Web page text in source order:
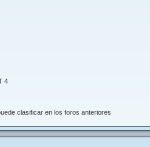
4
clasificar en los foros anteriores